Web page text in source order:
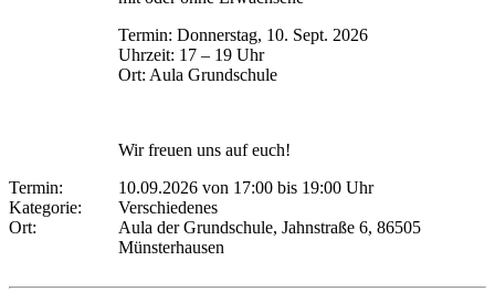
Termin: Donnerstag, 10. Sept. 2026
Uhrzeit: 17 – 19 Uhr
Ort: Aula Grundschule
Wir freuen uns auf euch!
Termin:
10.09.2026 von 17:00 bis 19:00 Uhr
Kategorie:
Verschiedenes
Ort:
Aula der Grundschule, Jahnstraße 6, 86505
Münsterhausen